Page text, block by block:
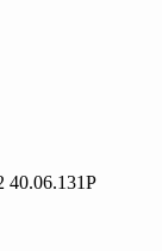
40.06.131P